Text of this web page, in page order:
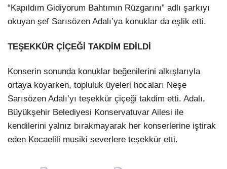
“Kapıldım Gidiyorum Bahtımın Rüzgarını” adlı şarkıyı
okuyan şef Sarısözen Adalı’ya konuklar da eşlik etti.
TEŞEKKÜR ÇİÇEĞİ TAKDİM EDİLDİ
Konserin sonunda konuklar beğenilerini alkışlarıyla
ortaya koyarken, topluluk üyeleri hocaları Neşe
Sarısözen Adalı’yı teşekkür çiçeği takdim etti. Adalı,
Büyükşehir Belediyesi Konservatuvar Ailesi ile
kendilerini yalnız bırakmayarak her konserlerine iştirak
eden Kocaelili musiki severlere teşekkür etti.